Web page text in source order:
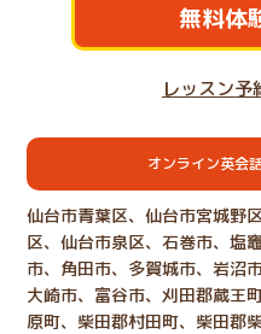
無料体
レッスン予
オンライン英会
仙台市青葉区、仙台市宮城野
区、仙台市泉区、石巻市、塩
市、角田市、多賀城市、岩沼
大崎市、富谷市、刈田郡蔵王
原町、柴田郡村田町、柴田郡